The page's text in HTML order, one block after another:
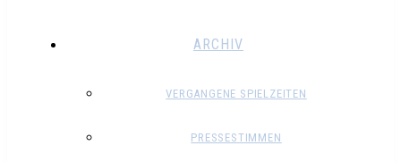
ARCHIV
VERGANGENE SPIELZEITEN
PRESSESTIMMEN